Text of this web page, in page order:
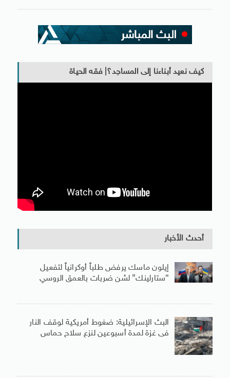
كيف نعيد أبناءنا إلى المساجد؟| فقه الحياة
أحدث الأخبار
إيلون ماسك يرفض طلباً أوكرانياً لتفعيل
“ستارلينك” لشن ضربات بالعمق الروسي
البث الإسرائيلية: ضغوط أمريكية لوقف النار
فى غزة لمدة أسبوعين لنزع سلاح حماس